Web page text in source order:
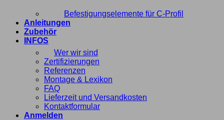
Befestigungselemente für C-Profil
Anleitungen
Zubehör
INFOS
Wer wir sind
Zertifizierungen
Referenzen
Montage & Lexikon
FAQ
Lieferzeit und Versandkosten
Kontaktformular
Anmelden